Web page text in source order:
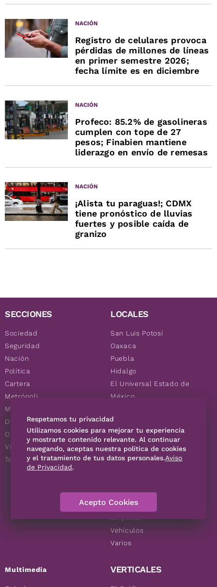
NACIÓN
Registro de celulares provoca
pérdidas de millones de líneas
en primer semestre 2026;
fecha límite es en diciembre
NACIÓN
Profeco: 85.2% de gasolineras
cumplen con tope de 27
pesos; Finabien mantiene
liderazgo en envío de remesas
NACIÓN
¡Alista tu paraguas!; CDMX
tiene pronóstico de lluvias
fuertes y posible caída de
granizo
SECCIONES
Sociedad
Seguridad
Nación
Política
Cartera
Metrópoli
Municipios
Deportes
Opinión
Vida Q
Tendencias
Multimedia
LOCALES
San Luis Potosí
Oaxaca
Puebla
Hidalgo
El Universal Estado de
México
Inmuebles
Empleos
Vehículos
Varios
VERTICALES
Respetamos tu privacidad
Utilizamos cookies para mejorar tu experiencia
y mostrarte contenido relevante. Al continuar
navegando, aceptas nuestra política de cookies
y el tratamiento de tus datos personales.Aviso
de Privacidad.
Acepto Cookies